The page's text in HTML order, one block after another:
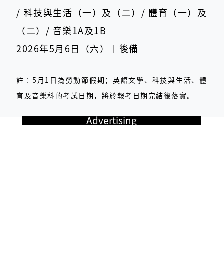
/ 科技與生活（一）及（二）/ 體育（一）及
（二）/ 音樂1A及1B
2026年5月6日（六）︱後備
註︰5月1日為勞動節假期；英語文學、科技與生活、體
育及音樂科的考試日期，將於報考日期完結後落實。
Advertising